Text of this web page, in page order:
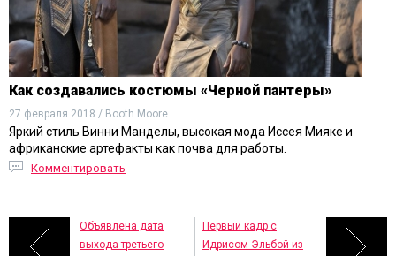
Как создавались костюмы «Черной пантеры»
27 февраля 2018 / Booth Moore
Яркий стиль Винни Манделы, высокая мода Иссея Мияке и
африканские артефакты как почва для работы.
Комментировать
Объявлена дата
выхода третьего
Первый кадр с
Идрисом Эльбой из